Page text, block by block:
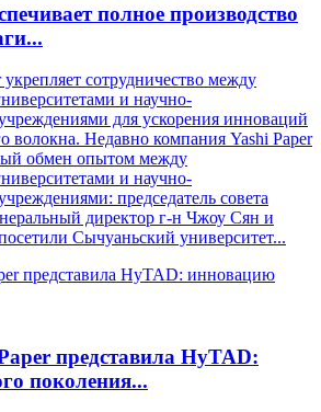
полное производство
сотрудничество между
и научно-
для ускорения инноваций
волокна. Недавно компания Yashi Paper
обмен опытом между
и научно-
председатель совета
директор г-н Чжоу Сян и
Сычуаньский университет...
представила HyTAD:
поколения...